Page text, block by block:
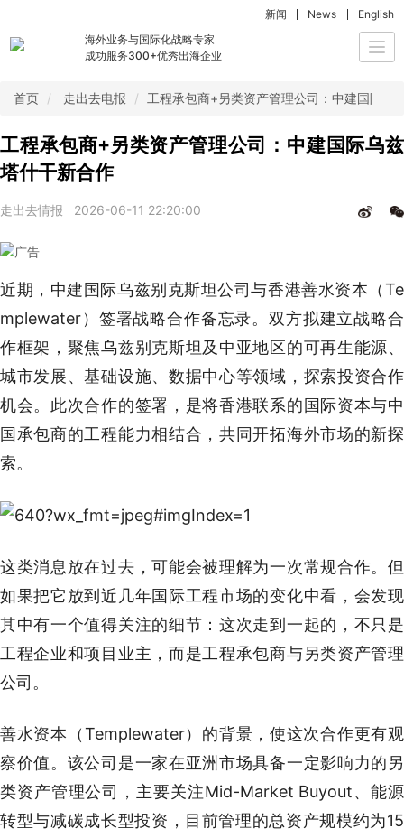
海外业务与国际化战略专家
成功服务300+优秀出海企业
新闻 News English
首页 走出去电报 工程承包商+另类资产管理公司：中建国际乌
工程承包商+另类资产管理公司：中建国际乌兹
塔什干新合作
走出去情报 2026-06-11 22:20:00
近期，中建国际乌兹别克斯坦公司与香港善水资本（Te
mplewater）签署战略合作备忘录。双方拟建立战略合
作框架，聚焦乌兹别克斯坦及中亚地区的可再生能源、
城市发展、基础设施、数据中心等领域，探索投资合作
机会。此次合作的签署，是将香港联系的国际资本与中
国承包商的工程能力相结合，共同开拓海外市场的新探
索。
这类消息放在过去，可能会被理解为一次常规合作。但
如果把它放到近几年国际工程市场的变化中看，会发现
其中有一个值得关注的细节：这次走到一起的，不只是
工程企业和项目业主，而是工程承包商与另类资产管理
公司。
善水资本（Templewater）的背景，使这次合作更有观
察价值。该公司是一家在亚洲市场具备一定影响力的另
类资产管理公司，主要关注Mid-Market Buyout、能源
转型与减碳成长型投资，目前管理的总资产规模约为15